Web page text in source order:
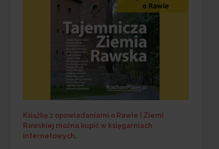
Książkę z opowiadaniami o Rawie i Ziemi
Rawskiej można kupić w księgarniach
internetowych.